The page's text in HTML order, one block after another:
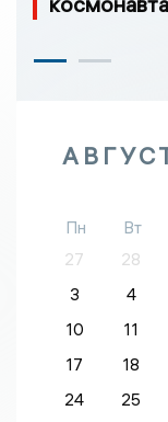
Пн Вт
27
28
3
4
10
11
17
18
24
25